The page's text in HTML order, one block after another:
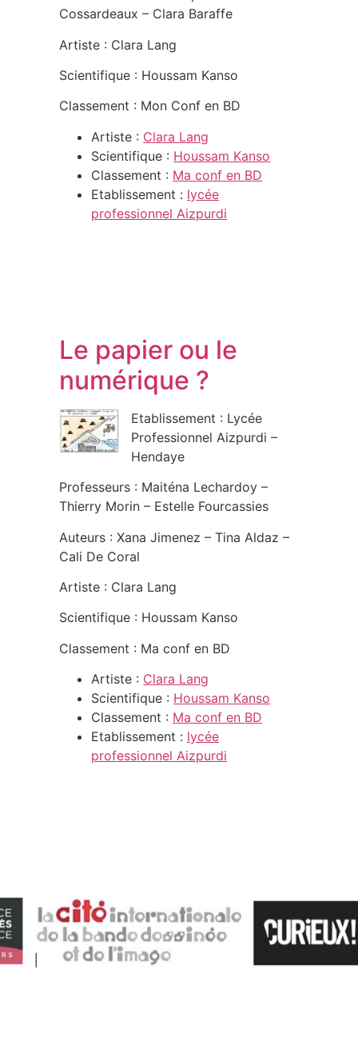
Cossardeaux – Clara Baraffe
Artiste : Clara Lang
Scientifique : Houssam Kanso
Classement : Mon Conf en BD
Artiste : Clara Lang
Scientifique : Houssam Kanso
Classement : Ma conf en BD
Etablissement : lycée
professionnel Aizpurdi
Le papier ou le
numérique ?
Etablissement : Lycée
Professionnel Aizpurdi –
Hendaye
Professeurs : Maiténa Lechardoy –
Thierry Morin – Estelle Fourcassies
Auteurs : Xana Jimenez – Tina Aldaz –
Cali De Coral
Artiste : Clara Lang
Scientifique : Houssam Kanso
Classement : Ma conf en BD
Artiste : Clara Lang
Scientifique : Houssam Kanso
Classement : Ma conf en BD
Etablissement : lycée
professionnel Aizpurdi